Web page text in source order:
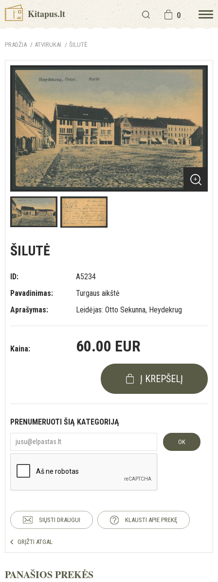
Kitapus.lt 0
PRADŽIA ATVIRUKAI ŠILUTĖ
ŠILUTĖ
ID:
A5234
Pavadinimas:
Turgaus aikštė
Aprašymas:
Leidėjas: Otto Sekunna, Heydekrug
Kaina: 60.00 EUR
Į KREPŠELĮ
PRENUMERUOTI ŠIĄ KATEGORIJĄ
OK
SIŲSTI DRAUGUI KLAUSTI APIE PREKĘ
GRĮŽTI ATGAL
PANAŠIOS PREKĖS